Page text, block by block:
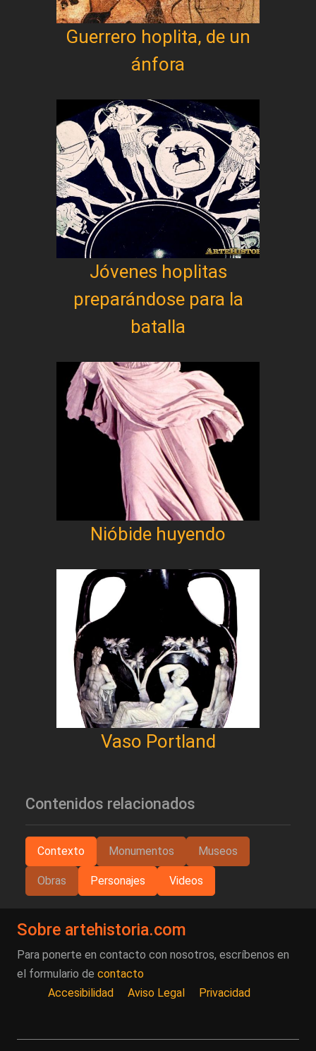
Guerrero hoplita, de un
ánfora
Jóvenes hoplitas
preparándose para la
batalla
Nióbide huyendo
Vaso Portland
Contenidos relacionados
Contexto Monumentos Museos
Obras Personajes Videos
Sobre artehistoria.com
Para ponerte en contacto con nosotros, escríbenos en
el formulario de contacto
Accesibilidad
Aviso Legal Privacidad